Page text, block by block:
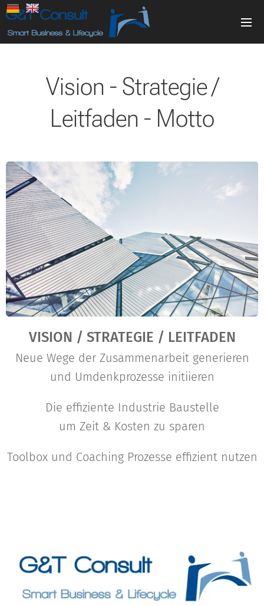
Vision - Strategie /
Leitfaden - Motto
VISION / STRATEGIE / LEITFADEN
Neue Wege der Zusammenarbeit generieren
und Umdenkprozesse initiieren
Die effiziente Industrie Baustelle
um Zeit & Kosten zu sparen
Toolbox und Coaching Prozesse effizient nutzen